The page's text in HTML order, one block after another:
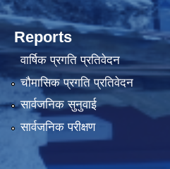
Reports
वार्षिक प्रगति प्रतिवेदन
चौमासिक प्रगति प्रतिवेदन
सार्वजनिक सुनुवाई
सार्वजनिक परीक्षण